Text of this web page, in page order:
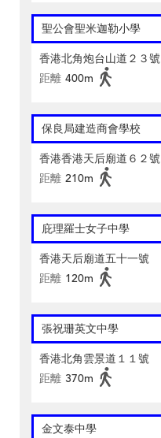
聖公會聖米迦勒小學
香港北角炮台山道２３號
距離 400m
保良局建造商會學校
香港香港天后廟道６２號
距離 210m
庇理羅士女子中學
香港天后廟道五十一號
距離 120m
張祝珊英文中學
香港北角雲景道１１號
距離 370m
金文泰中學